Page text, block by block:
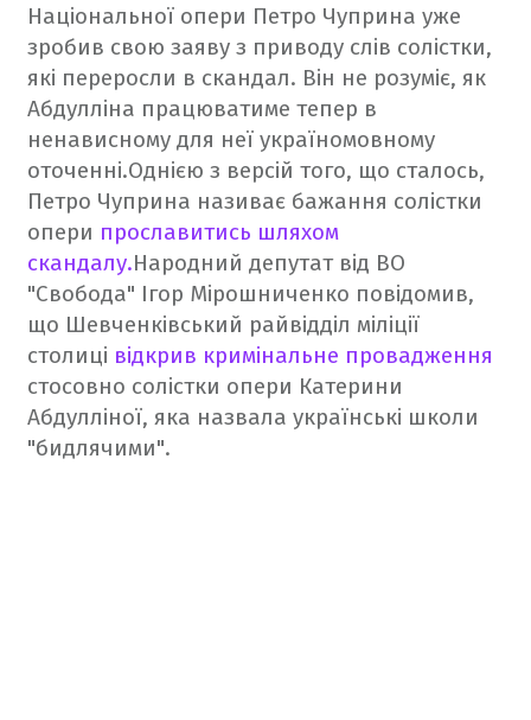
Національної опери Петро Чуприна уже
зробив свою заяву з приводу слів солістки,
які переросли в скандал. Він не розуміє, як
Абдулліна працюватиме тепер в
ненависному для неї україномовному
оточенні.Однією з версій того, що сталось,
Петро Чуприна називає бажання солістки
опери прославитись шляхом
скандалу.Народний депутат від ВО
"Свобода" Ігор Мірошниченко повідомив,
що Шевченківський райвідділ міліції
столиці відкрив кримінальне провадження
стосовно солістки опери Катерини
Абдулліної, яка назвала українські школи
"бидлячими".